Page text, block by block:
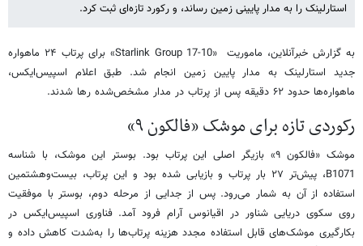
استارلینک را به مدار پایینی زمین رساند، و رکورد تازه‌ای ثبت کرد.
به گزارش خبرآنلاین، ماموریت «Starlink Group 17-10» برای پرتاب ۲۴ ماهواره
جدید استارلینک به مدار پایین زمین انجام شد. طبق اعلام اسپیس‌ایکس،
ماهواره‌ها حدود ۶۲ دقیقه پس از پرتاب در مدار مشخص‌شده رها شدند.
رکوردی تازه‌ برای موشک «فالکون ۹»
موشک «فالکون ۹» بازیگر اصلی این پرتاب بود. بوستر این موشک، با شناسه
B1071، پیش‌تر ۲۷ بار پرتاب و بازیابی شده بود و این پرتاب، بیست‌وهشتمین
استفاده از آن به شمار می‌رود. پس از جدایی از مرحله دوم، بوستر با موفقیت
روی سکوی دریایی شناور در اقیانوس آرام فرود آمد. فناوری اسپیس‌ایکس در
بکارگیری موشک‌های قابل استفاده مجدد هزینه پرتاب‌ها را به‌شدت کاهش داده و